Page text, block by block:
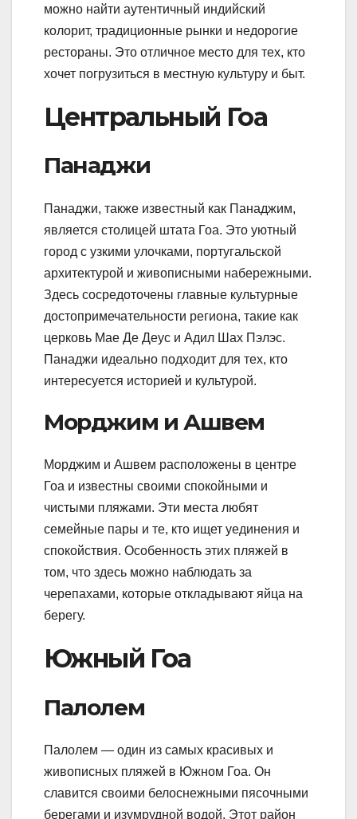
можно найти аутентичный индийский
колорит, традиционные рынки и недорогие
рестораны. Это отличное место для тех, кто
хочет погрузиться в местную культуру и быт.
Центральный Гоа
Панаджи
Панаджи, также известный как Панаджим,
является столицей штата Гоа. Это уютный
город с узкими улочками, португальской
архитектурой и живописными набережными.
Здесь сосредоточены главные культурные
достопримечательности региона, такие как
церковь Мае Де Деус и Адил Шах Пэлэс.
Панаджи идеально подходит для тех, кто
интересуется историей и культурой.
Морджим и Ашвем
Морджим и Ашвем расположены в центре
Гоа и известны своими спокойными и
чистыми пляжами. Эти места любят
семейные пары и те, кто ищет уединения и
спокойствия. Особенность этих пляжей в
том, что здесь можно наблюдать за
черепахами, которые откладывают яйца на
берегу.
Южный Гоа
Палолем
Палолем — один из самых красивых и
живописных пляжей в Южном Гоа. Он
славится своими белоснежными пясочными
берегами и изумрудной водой. Этот район